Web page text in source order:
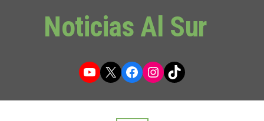
Noticias Al Sur
YouTube
X Facebook
Instagram
TikTok